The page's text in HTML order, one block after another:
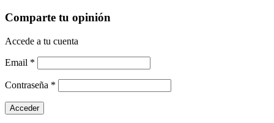
Comparte tu opinión
Accede a tu cuenta
Email *
Contraseña *